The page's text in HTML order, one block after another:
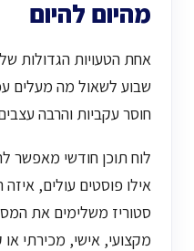
מהיום להיום
אחת הטעויות הגדולות
שבוע לשאול מה מעלים
חוסר עקביות והרבה
לוח תוכן חודשי מאפשר
אילו פוסטים עולים,
סטוריז משלימים את
מקצועי, אישי, מכירתי או